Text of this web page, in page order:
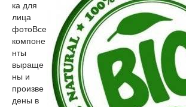
ка для
лица
фотоВсе
компоне
нты
выраще
ны и
произве
дены в